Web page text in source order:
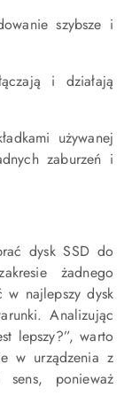
szybsze i
i działają
używanej
zaburzeń i
dysk SSD do
żadnego
w najlepszy dysk
Analizując
lepszy?”, warto
w urządzenia z
ponieważ